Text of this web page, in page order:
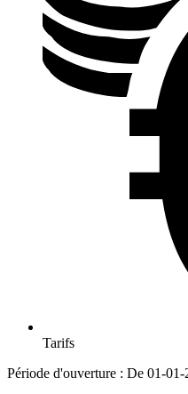
Tarifs
Période d'ouverture : De 01-